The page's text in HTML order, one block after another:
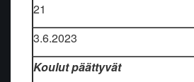
21
3.6.2023
Koulut päättyvät